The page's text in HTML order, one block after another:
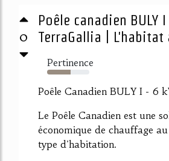
0
Poêle canadien BULY
TerraGallia | L'habitat
Pertinence
55%
Poêle Canadien BULY I - 6
Le Poêle Canadien est une
économique de chauffage
type d'habitation.